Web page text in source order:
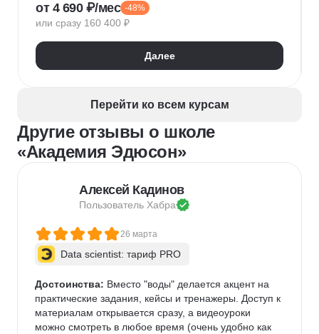
Иллюстрация
Скетчинг
Adobe Animate
Cinema 4D
Дизайн логотипов
Дизайн упаковки
Бренд-дизайн
Разработка фирменного стиля
Создание анимации
Брендинг
Microsoft PowerPoint
Дизайн карточек для маркетплейсов
от 4 690 ₽/мес -48%
или сразу 160 400 ₽
Далее
Перейти ко всем курсам
Другие отзывы о школе
«Академия Эдюсон»
Алексей Кадинов
Пользователь Хабра
26 марта
Data scientist: тариф PRO
Достоинства: Вместо "воды" делается акцент на
практические задания, кейсы и тренажеры. Доступ к
материалам открывается сразу, а видеоуроки
можно смотреть в любое время (очень удобно как